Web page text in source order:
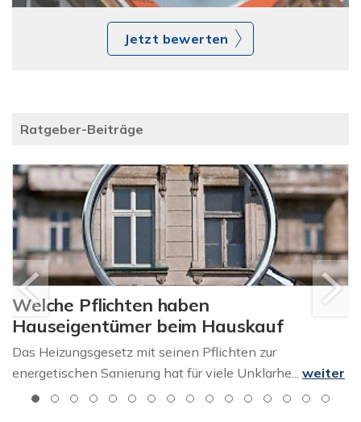
Jetzt bewerten
Ratgeber-Beiträge
Welche Pflichten haben
Hauseigentümer beim Hauskauf
Das Heizungsgesetz mit seinen Pflichten zur
energetischen Sanierung hat für viele Unklarhe... weiter